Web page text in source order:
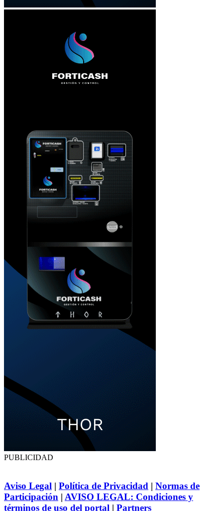
PUBLICIDAD
Aviso Legal | Política de Privacidad | Normas de
Participación | AVISO LEGAL: Condiciones y
términos de uso del portal | Partners